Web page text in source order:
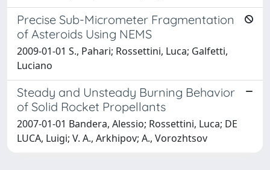
Precise Sub-Micrometer Fragmentation
of Asteroids Using NEMS
2009-01-01 S., Pahari; Rossettini, Luca; Galfetti,
Luciano
Steady and Unsteady Burning Behavior
of Solid Rocket Propellants
2007-01-01 Bandera, Alessio; Rossettini, Luca; DE
LUCA, Luigi; V. A., Arkhipov; A., Vorozhtsov